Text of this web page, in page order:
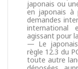
japonais ou
en japonais
demandes
international
agissant pour
— Le
règle 12.3 du
toute autre